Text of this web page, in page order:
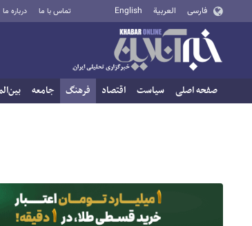
فارسی العربية English تماس با ما درباره ما
صفحه اصلی سیاست اقتصاد فرهنگ جامعه